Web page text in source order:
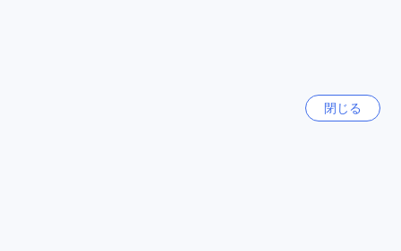
スケジュールで観光や移動を楽しむことができます。Coc ホ
ステル&ゲストハウスの交通施設は、快適で便利な旅行を実現
閉じる